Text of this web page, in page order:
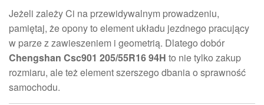
Jeżeli zależy Ci na przewidywalnym prowadzeniu,
pamiętaj, że opony to element układu jezdnego pracujący
w parze z zawieszeniem i geometrią. Dlatego dobór
Chengshan Csc901 205/55R16 94H to nie tylko zakup
rozmiaru, ale też element szerszego dbania o sprawność
samochodu.